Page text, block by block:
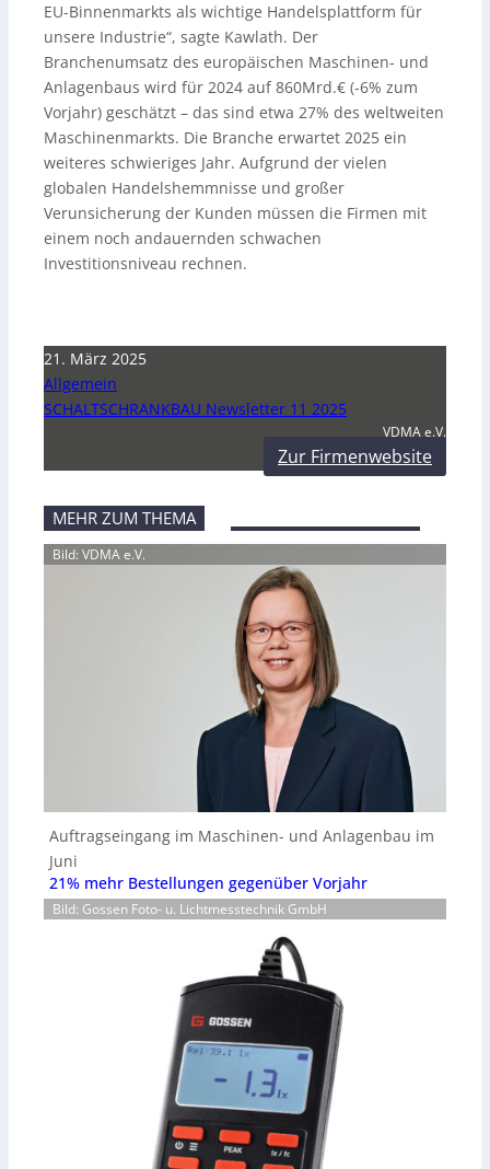
EU-Binnenmarkts als wichtige Handelsplattform für
unsere Industrie“, sagte Kawlath. Der
Branchenumsatz des europäischen Maschinen- und
Anlagenbaus wird für 2024 auf 860Mrd.€ (-6% zum
Vorjahr) geschätzt – das sind etwa 27% des weltweiten
Maschinenmarkts. Die Branche erwartet 2025 ein
weiteres schwieriges Jahr. Aufgrund der vielen
globalen Handelshemmnisse und großer
Verunsicherung der Kunden müssen die Firmen mit
einem noch andauernden schwachen
Investitionsniveau rechnen.
21. März 2025
Allgemein
SCHALTSCHRANKBAU Newsletter 11 2025
VDMA e.V.
Zur Firmenwebsite
MEHR ZUM THEMA
Bild: VDMA e.V.
Auftragseingang im Maschinen- und Anlagenbau im
Juni
21% mehr Bestellungen gegenüber Vorjahr
Bild: Gossen Foto- u. Lichtmesstechnik GmbH